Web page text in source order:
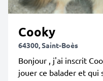
Cooky
64300, Saint-Boès
Bonjour , j'ai inscrit
jouer ce balader et